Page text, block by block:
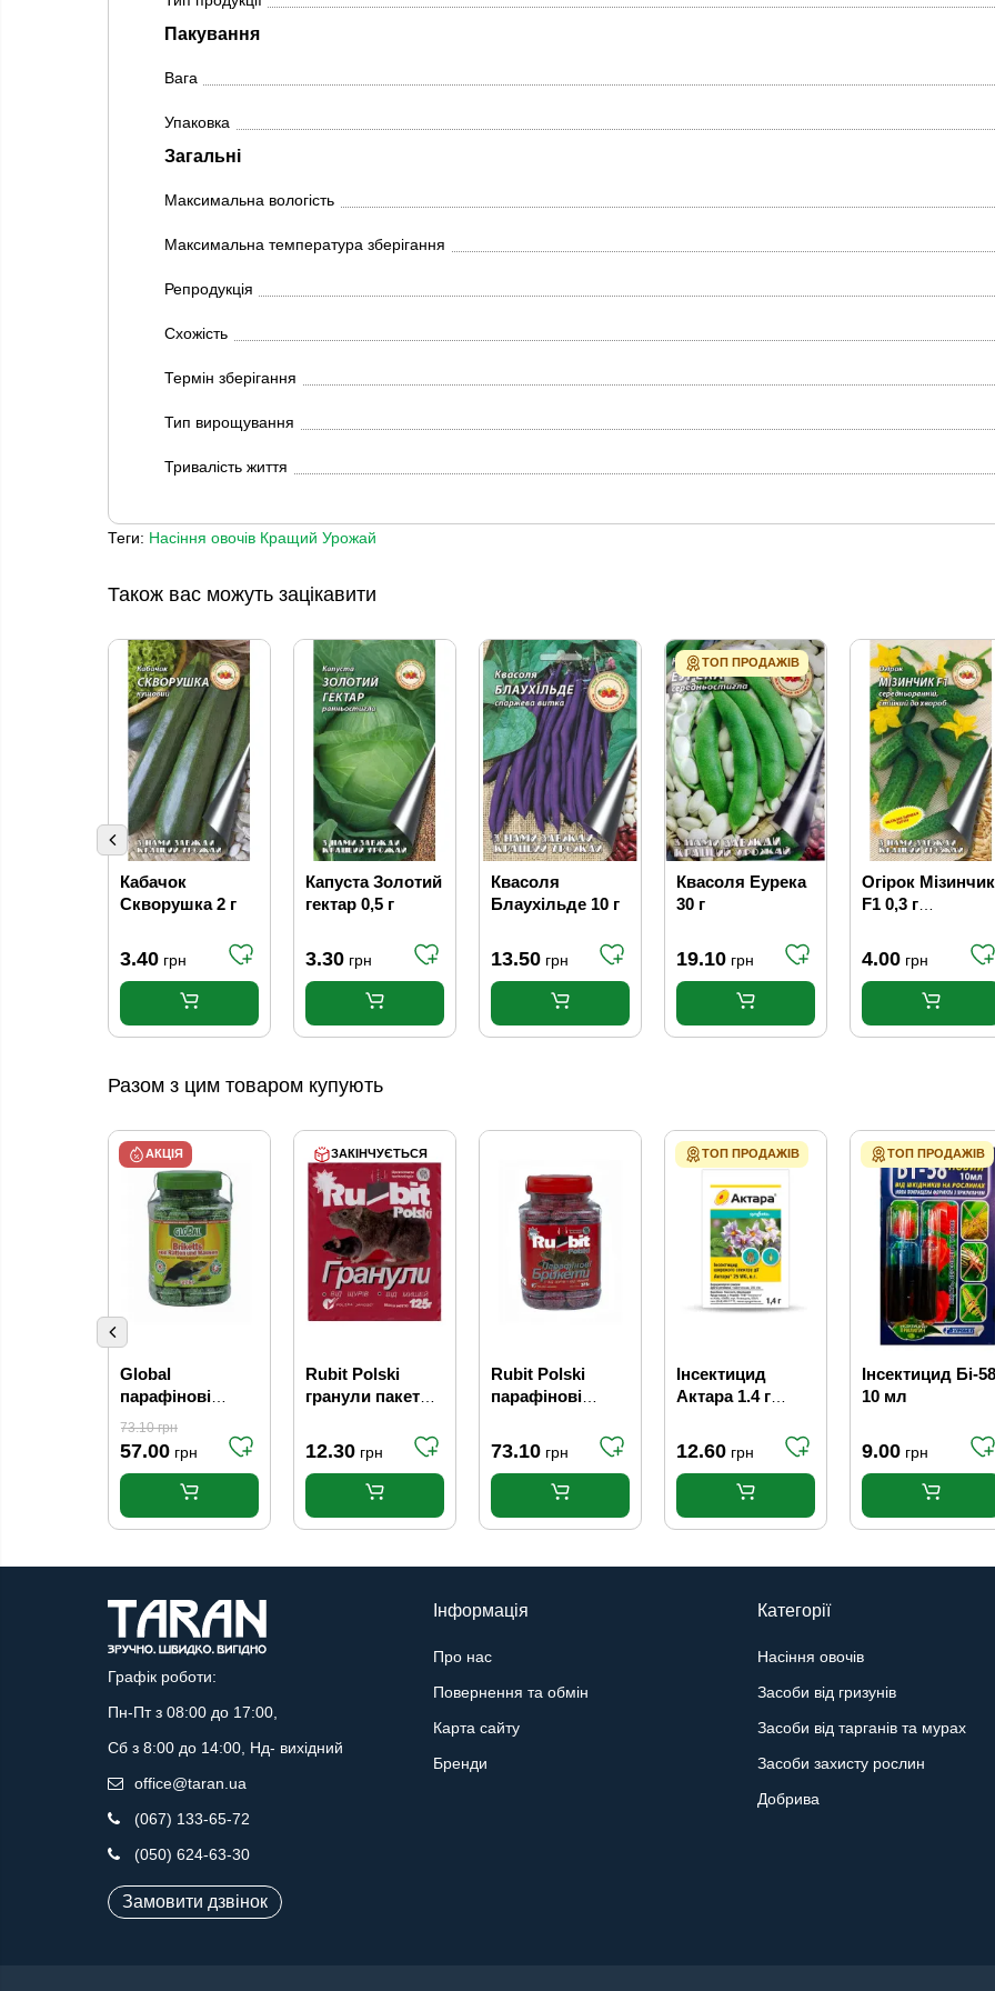
Пакування
Вага
Упаковка
Загальні
Максимальна вологість
Максимальна температура зберігання
Репродукція
Схожість
Термін зберігання
Тип вирощування
Тривалість життя
Теги: Насіння овочів Кращий Урожай
Також вас можуть зацікавити
Кабачок
Скворушка 2 г
3.40 грн
Капуста Золотий
гектар 0,5 г
3.30 грн
Квасоля
Блаухільде 10 г
13.50 грн
ТОП ПРОДАЖІВ
Квасоля Еурека
30 г
19.10 грн
Огірок Мізинчик
F1 0,3 г
4.00 грн
Разом з цим товаром купують
АКЦІЯ
Global
парафінові
брикети (зелені)
375 г
73.10грн
57.00 грн
ЗАКІНЧУЄТЬСЯ
Rubit Polski
гранули пакет
12.30 грн
Rubit Polski
парафінові
(червоні) 375 г
73.10 грн
ТОП ПРОДАЖІВ
Інсектицид
Актара 1.4 г
12.60 грн
ТОП ПРОДАЖІВ
Інсектицид Бі-58
10 мл
9.00 грн
Графік роботи:
Пн-Пт з 08:00 до 17:00,
Сб з 8:00 до 14:00, Нд- вихідний
office@taran.ua
(067) 133-65-72
(050) 624-63-30
Замовити дзвінок
Інформація
Про нас
Повернення та обмін
Карта сайту
Бренди
Категорії
Насіння овочів
Засоби від гризунів
Засоби від тарганів та мурах
Засоби захисту рослин
Добрива